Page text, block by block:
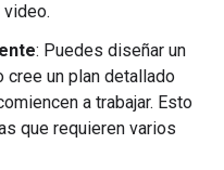
: Puedes diseñar un
cree un plan detallado
a trabajar. Esto
que requieren varios